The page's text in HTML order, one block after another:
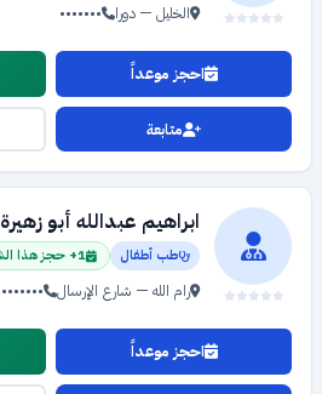
الخليل — دورا •••••••
احجز موعداً
متابعة
ابراهيم عبدالله أبو زهيرة
طب أطفال 1+ حجز هذا الشهر
رام الله — شارع الإرسال •••••••
احجز موعداً